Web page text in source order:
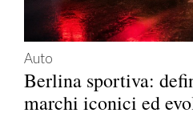
Auto
Berlina sportiva:
marchi iconici ed